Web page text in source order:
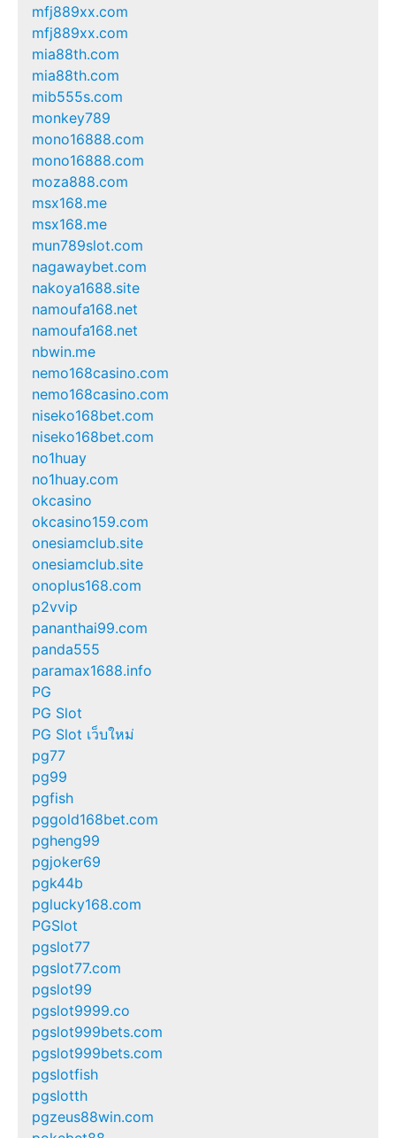
mfj889xx.com
mfj889xx.com
mia88th.com
mia88th.com
mib555s.com
monkey789
mono16888.com
mono16888.com
moza888.com
msx168.me
msx168.me
mun789slot.com
nagawaybet.com
nakoya1688.site
namoufa168.net
namoufa168.net
nbwin.me
nemo168casino.com
nemo168casino.com
niseko168bet.com
niseko168bet.com
no1huay
no1huay.com
okcasino
okcasino159.com
onesiamclub.site
onesiamclub.site
onoplus168.com
p2vvip
pananthai99.com
panda555
paramax1688.info
PG
PG Slot
PG Slot เว็บใหม่
pg77
pg99
pgfish
pggold168bet.com
pgheng99
pgjoker69
pgk44b
pglucky168.com
PGSlot
pgslot77
pgslot77.com
pgslot99
pgslot9999.co
pgslot999bets.com
pgslot999bets.com
pgslotfish
pgslotth
pgzeus88win.com